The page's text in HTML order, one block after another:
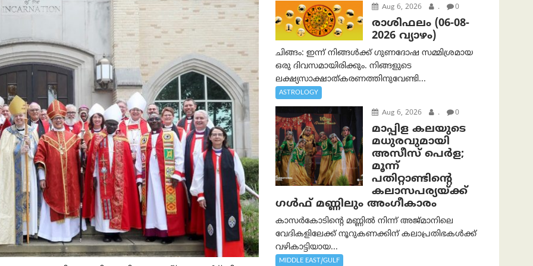
Aug 6, 2026 . 0
രാശിഫലം (06-08-
2026 വ്യാഴം)
ചിങ്ങം: ഇന്ന് നിങ്ങൾക്ക് ഗുണദോഷ സമ്മിശ്രമായ
ഒരു ദിവസമായിരിക്കും. നിങ്ങളുടെ
ലക്ഷ്യസാക്ഷാത്കരണത്തിനുവേണ്ടി...
ASTROLOGY
Aug 6, 2026 . 0
മാപ്പിള കലയുടെ
മധുരവുമായി
അസീസ് പെർള;
മൂന്ന്
പതിറ്റാണ്ടിന്റെ
കലാസപര്യയ്ക്ക്
ഗൾഫ് മണ്ണിലും അംഗീകാരം
കാസർകോടിന്റെ മണ്ണിൽ നിന്ന് അജ്മാനിലെ
വേദികളിലേക്ക് നൂറുകണക്കിന് കലാപ്രതിഭകൾക്ക്
വഴികാട്ടിയായ...
MIDDLE EAST/GULF